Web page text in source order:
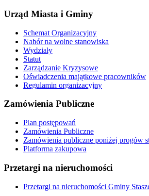
Urząd Miasta i Gminy
Schemat Organizacyjny
Nabór na wolne stanowiska
Wydziały
Statut
Zarządzanie Kryzysowe
Oświadczenia majątkowe pracowników
Regulamin organizacyjny
Zamówienia Publiczne
Plan postępowań
Zamówienia Publiczne
Zamówienia publiczne poniżej progów
Platforma zakupowa
Przetargi na nieruchomości
Przetargi na nieruchomości Gminy